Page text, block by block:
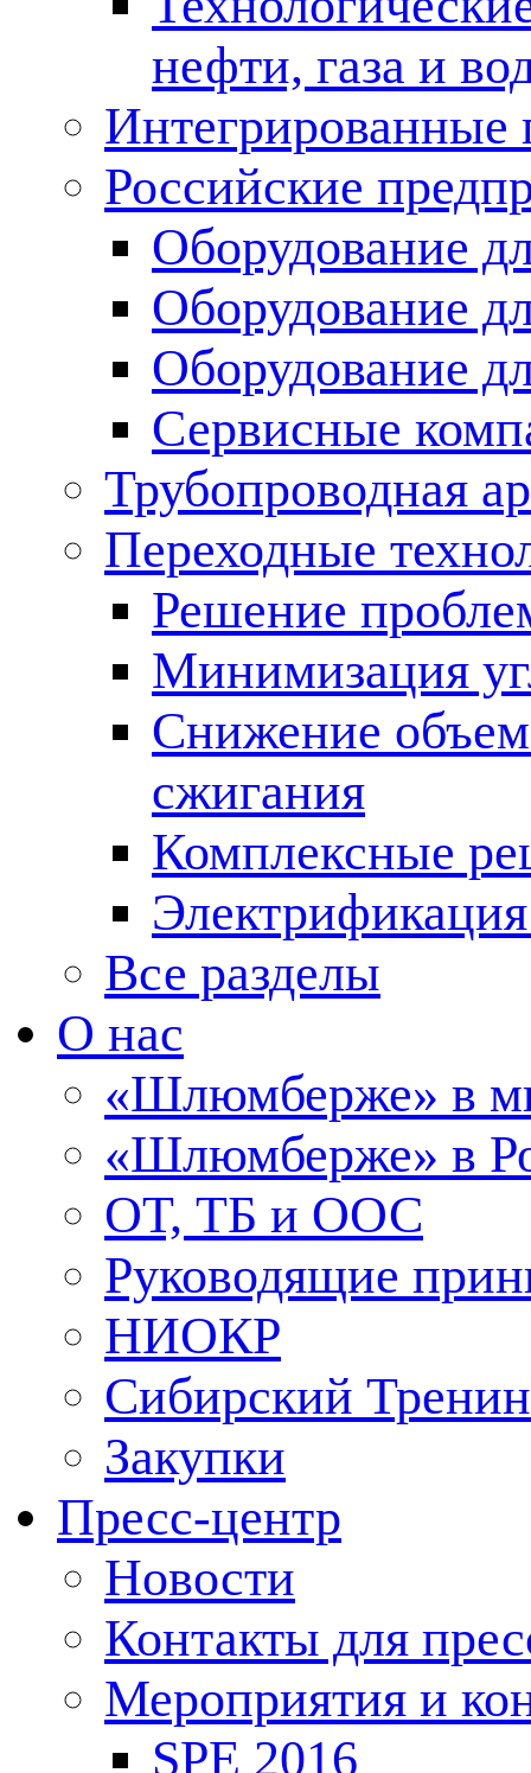
нефти, газа и
Российские
Оборудование
Оборудование
Оборудование
Сервисные
Трубопроводная
Переходные
Решение
Минимизация
Снижение
сжигания
Комплексные
Все разделы
О нас
«Шлюмберже» в
«Шлюмберже» в
ОТ, ТБ и ООС
Руководящие
НИОКР
Сибирский
Закупки
Пресс-центр
Новости
Контакты для
Мероприятия и
SPE 2016